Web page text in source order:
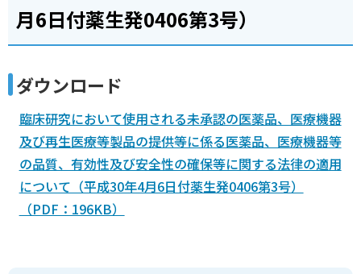
月6日付薬生発0406第3号）
ダウンロード
臨床研究において使用される未承認の医薬品、医療機器
及び再生医療等製品の提供等に係る医薬品、医療機器等
の品質、有効性及び安全性の確保等に関する法律の適用
について（平成30年4月6日付薬生発0406第3号）
（PDF：196KB）